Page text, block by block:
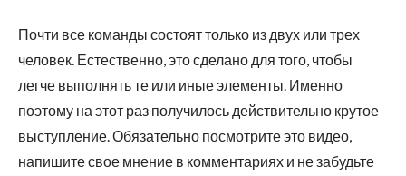
Почти все команды состоят только из двух или трех
человек. Естественно, это сделано для того, чтобы
легче выполнять те или иные элементы. Именно
поэтому на этот раз получилось действительно крутое
выступление. Обязательно посмотрите это видео,
напишите свое мнение в комментариях и не забудьте